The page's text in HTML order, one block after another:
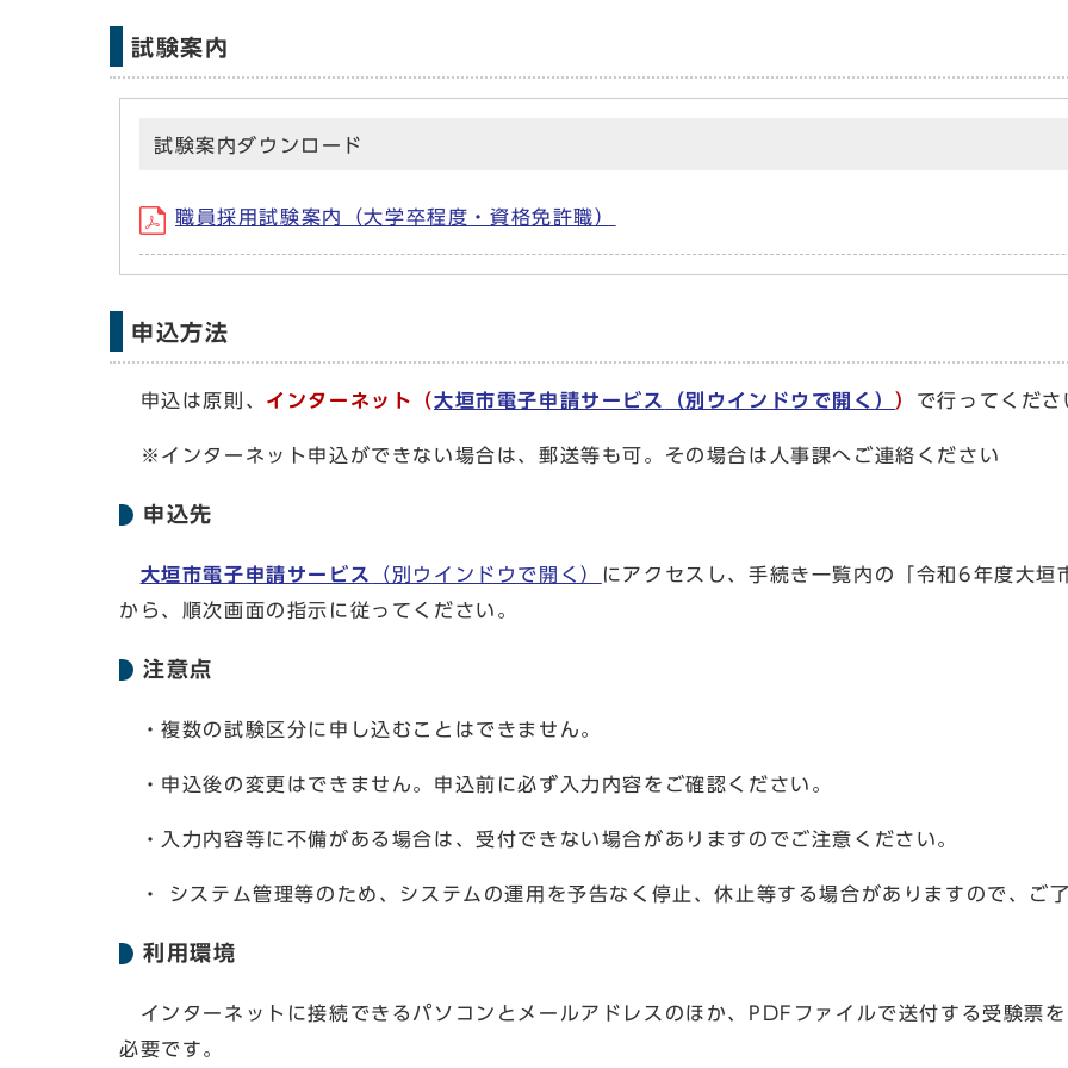
試験案内
試験案内ダウンロード
職員採用試験案内（大学卒程度・資格免許職）
申込方法
申込は原則、 インターネット（大垣市電子申請サービス （別ウインドウで開く） ） で行ってくださ
※インターネット申込ができない場合は、郵送等も可。その場合は人事課へご連絡ください
申込先
大垣市電子申請サービス （別ウインドウで開く）
にアクセスし、手続き一覧内の「令和6年度大
から、順次画面の指示に従ってください。
注意点
・複数の試験区分に申し込むことはできません。
・申込後の変更はできません。申込前に必ず入力内容をご確認ください。
・入力内容等に不備がある場合は、受付できない場合がありますのでご注意ください。
・ システム管理等のため、システムの運用を予告なく停止、休止等する場合がありますので、ご
利用環境
インターネットに接続できるパソコンとメールアドレスのほか、PDFファイルで送付する受験
必要です。